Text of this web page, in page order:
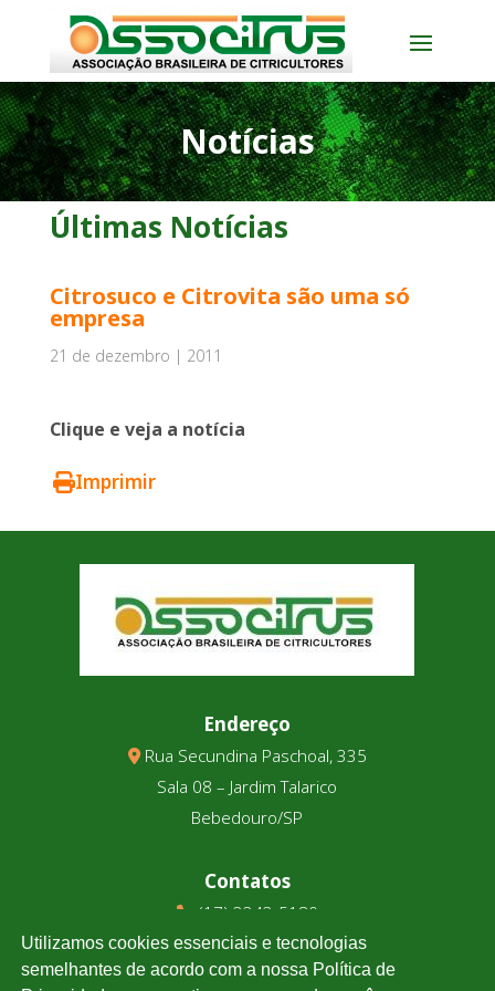
Notícias
Últimas Notícias
Citrosuco e Citrovita são uma só
empresa
21 de dezembro | 2011
Clique e veja a notícia
Imprimir
Endereço
Rua Secundina Paschoal, 335
Sala 08 – Jardim Talarico
Bebedouro/SP
Contatos
(17) 3343-5180
(17) 99123-9831
Utilizamos cookies essenciais e tecnologias
semelhantes de acordo com a nossa Política de